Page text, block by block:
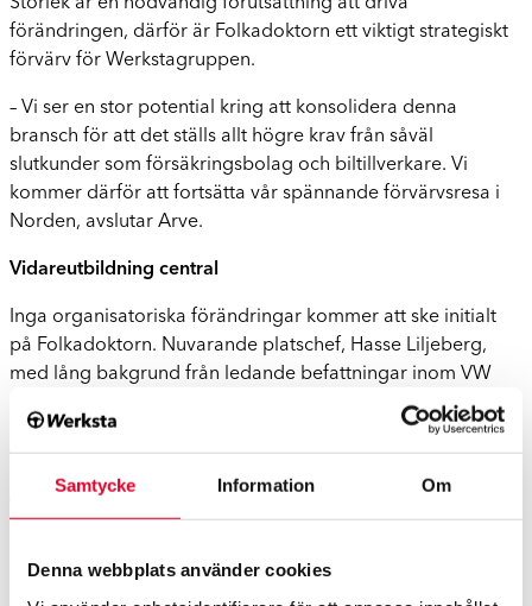
Samtycke Information Om
Denna webbplats använder cookies
förändringen, därför är Folkadoktorn ett viktigt strategiskt
förvärv för Werkstagruppen.
– Vi ser en stor potential kring att konsolidera denna
bransch för att det ställs allt högre krav från såväl
slutkunder som försäkringsbolag och biltillverkare. Vi
kommer därför att fortsätta vår spännande förvärvsresa i
Norden, avslutar Arve.
Vidareutbildning central
Inga organisatoriska förändringar kommer att ske initialt
på Folkadoktorn. Nuvarande platschef, Hasse Liljeberg,
med lång bakgrund från ledande befattningar inom VW
och Audi, fortsätter i samma roll. Hasse kommer att vara en
viktig del i att vidareutveckla kompetensen för Audi och
Volkswagen inom Werkstagruppen.
– Med den snabba teknikutvecklingen och komplexiteten i